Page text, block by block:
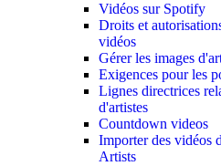
Vidéos sur Spotify
Droits et
vidéos
Gérer les images
Exigences pour les
Lignes directrices
d'artistes
Countdown videos
Importer des vidéos
Artists